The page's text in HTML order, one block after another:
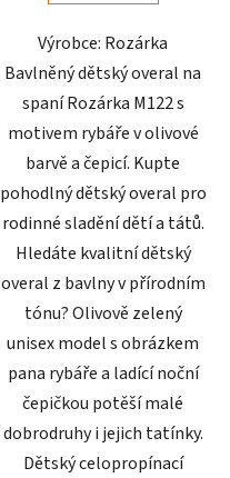
hvězdiček.
Výrobce: Rozárka
Bavlněný dětský overal na
spaní Rozárka M122 s
motivem rybáře v olivové
barvě a čepicí. Kupte
pohodlný dětský overal pro
rodinné sladění dětí a tátů.
Hledáte kvalitní dětský
overal z bavlny v přírodním
tónu? Olivově zelený
unisex model s obrázkem
pana rybáře a ladící noční
čepičkou potěší malé
dobrodruhy i jejich tatínky.
Dětský celopropínací